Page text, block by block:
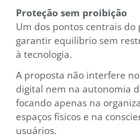
Proteção sem proibição
Um dos pontos centrais do
garantir equilíbrio sem
à tecnologia.
A proposta não interfere
digital nem na autonomia
focando apenas na
espaços físicos e na
usuários.